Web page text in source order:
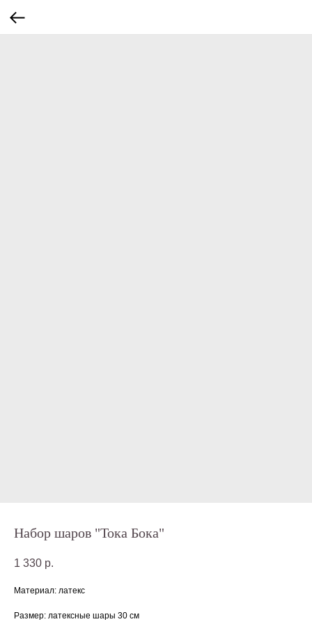
Набор шаров "Тока Бока"
1 330 р.
Материал: латекс
Размер: латексные шары 30 см